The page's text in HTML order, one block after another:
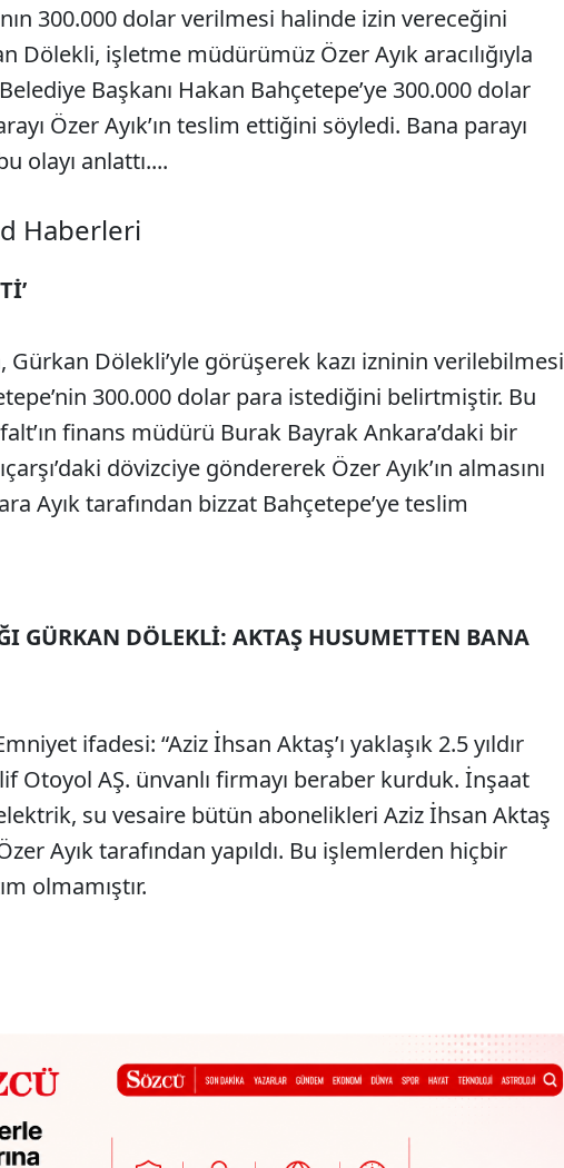
300.000 dolar verilmesi halinde izin vereceğini
Dölekli, işletme müdürümüz Özer Ayık aracılığıyla
Başkanı Hakan Bahçetepe’ye 300.000 dolar
Özer Ayık’ın teslim ettiğini söyledi. Bana parayı
olayı anlattı....
Haberleri
Gürkan Dölekli’yle görüşerek kazı izninin verilebilmesi
300.000 dolar para istediğini belirtmiştir. Bu
finans müdürü Burak Bayrak Ankara’daki bir
dövizciye göndererek Özer Ayık’ın almasını
Ayık tarafından bizzat Bahçetepe’ye teslim
GÜRKAN DÖLEKLİ: AKTAŞ HUSUMETTEN BANA
ifadesi: “Aziz İhsan Aktaş’ı yaklaşık 2.5 yıldır
Otoyol AŞ. ünvanlı firmayı beraber kurduk. İnşaat
su vesaire bütün abonelikleri Aziz İhsan Aktaş
Ayık tarafından yapıldı. Bu işlemlerden hiçbir
olmamıştır.